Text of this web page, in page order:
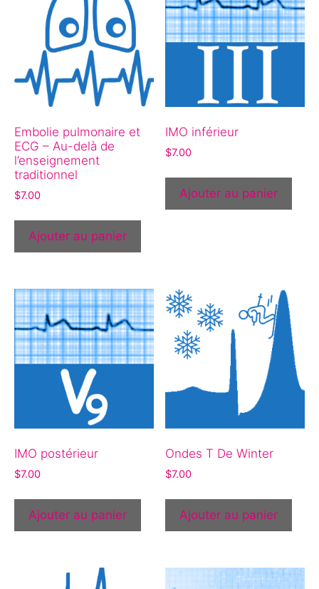
Embolie pulmonaire et
ECG – Au-delà de
l’enseignement
traditionnel
$7.00
Ajouter au panier
IMO inférieur
$7.00
Ajouter au panier
IMO postérieur
$7.00
Ajouter au panier
Ondes T De Winter
$7.00
Ajouter au panier